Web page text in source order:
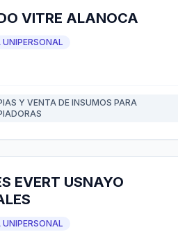
VITRE ALANOCA
UNIPERSONAL
Y VENTA DE INSUMOS PARA
EVERT USNAYO
UNIPERSONAL